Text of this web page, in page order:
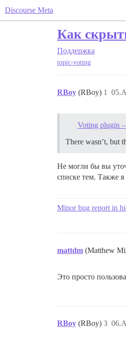
Discourse Meta
Как
Поддержка
topic-voting
RBoy (RBoy) 1
Voting plugin
There wasn’t, but
Не могли бы вы
списке тем. Также
Minor bug report in
mattdm (Matthew
Это просто
RBoy (RBoy) 3